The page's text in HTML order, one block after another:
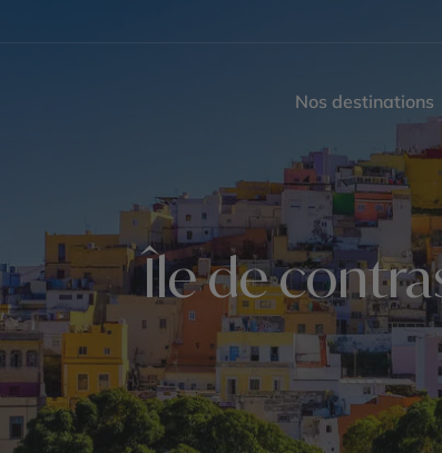
Nos destinations
Île de